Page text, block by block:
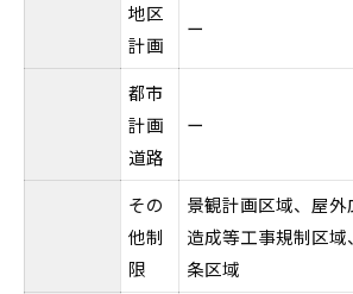
地区
計画
ー
都市
計画
道路
ー
その
他制
限
景観計画区域、屋
造成等工事規制区
条区域